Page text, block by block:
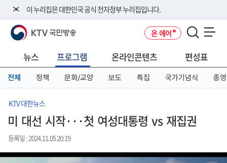
이 누리집은 대한민국 공식 전자정부 누리집입니다.
공식 누리집 주소 확인하기
니다.
이밖에 or.kr 또는 .kr등 다른 도메인 주소를 사용하고 있다면 아래 URL에
서 도메인 주소를 확인해 보세요
KTV 국민방송 온 에어
뉴스 프로그램 온라인콘텐츠 편성표
전체 정책 문화/교양 보도 특집 국가기념식 종영
KTV 대한뉴스
미 대선 시작···첫 여성대통령 vs 재집권
등록일 : 2024.11.05 20:19